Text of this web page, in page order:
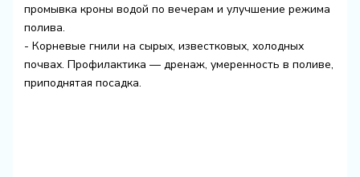
промывка кроны водой по вечерам и улучшение режима
полива.
- Корневые гнили на сырых, известковых, холодных
почвах. Профилактика — дренаж, умеренность в поливе,
приподнятая посадка.